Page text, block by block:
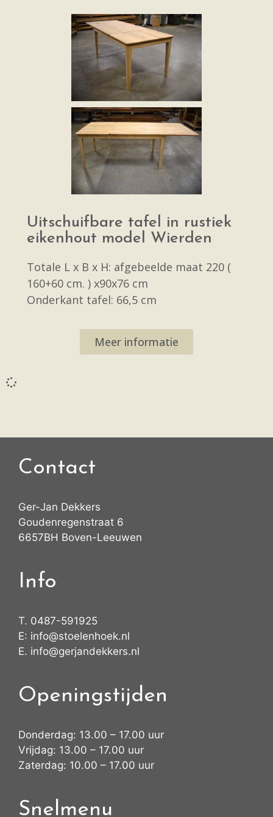
Uitschuifbare tafel in rustiek
eikenhout model Wierden
Totale L x B x H: afgebeelde maat 220 (
160+60 cm. ) x90x76 cm
Onderkant tafel: 66,5 cm
Meer informatie
Contact
Ger-Jan Dekkers
Goudenregenstraat 6
6657BH Boven-Leeuwen
Info
T. 0487-591925
E: info@stoelenhoek.nl
E. info@gerjandekkers.nl
Openingstijden
Donderdag: 13.00 – 17.00 uur
Vrijdag: 13.00 – 17.00 uur
Zaterdag: 10.00 – 17.00 uur
Snelmenu